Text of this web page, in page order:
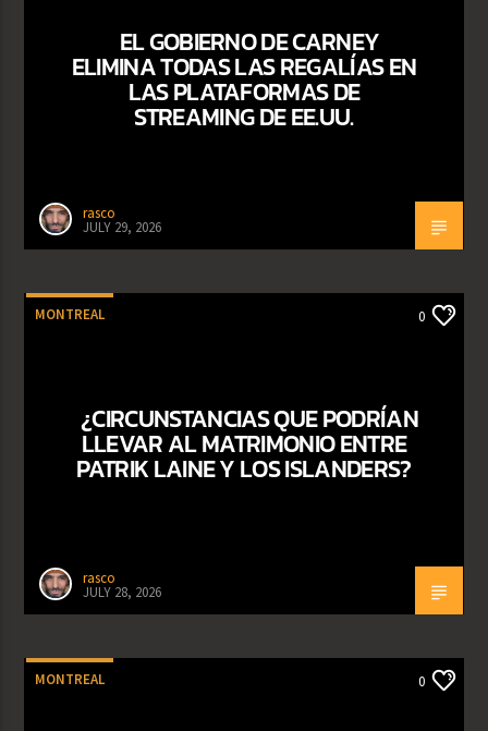
EL GOBIERNO DE CARNEY
ELIMINA TODAS LAS REGALÍAS EN
LAS PLATAFORMAS DE
STREAMING DE EE.UU.
rasco
JULY 29, 2026
MONTREAL 0
¿CIRCUNSTANCIAS QUE PODRÍAN
LLEVAR AL MATRIMONIO ENTRE
PATRIK LAINE Y LOS ISLANDERS?
rasco
JULY 28, 2026
MONTREAL 0